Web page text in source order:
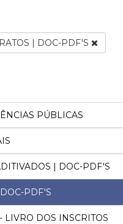
| DOC-PDF'S
PÚBLICAS
| DOC-PDF'S
PDF'S
LIVRO DOS INSCRITOS